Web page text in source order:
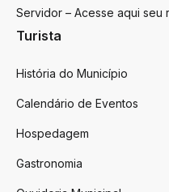
Servidor – Acesse aqui seu
Turista
História do Município
Calendário de Eventos
Hospedagem
Gastronomia